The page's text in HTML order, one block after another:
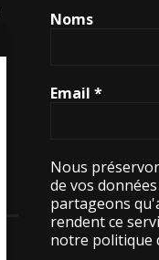
Noms
Email*
Nous
de vos
partageons
rendent ce
notre politique